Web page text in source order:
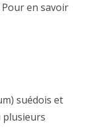
en savoir
suédois et
plusieurs